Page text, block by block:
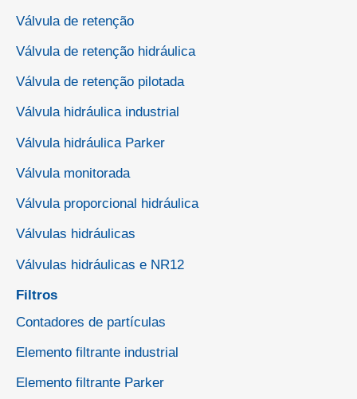
Válvula de retenção
Válvula de retenção hidráulica
Válvula de retenção pilotada
Válvula hidráulica industrial
Válvula hidráulica Parker
Válvula monitorada
Válvula proporcional hidráulica
Válvulas hidráulicas
Válvulas hidráulicas e NR12
Filtros
Contadores de partículas
Elemento filtrante industrial
Elemento filtrante Parker